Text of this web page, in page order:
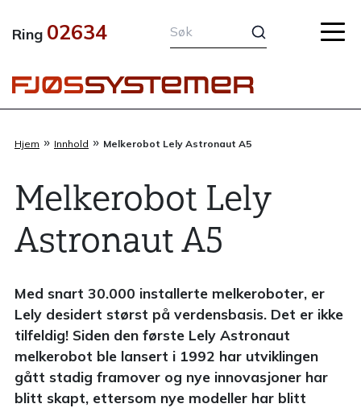
rett
innholdet
Ring 02634
Hjem » Innhold » Melkerobot Lely Astronaut A5
Melkerobot Lely
Astronaut A5
Med snart 30.000 installerte melkeroboter, er
Lely desidert størst på verdensbasis. Det er ikke
tilfeldig! Siden den første Lely Astronaut
melkerobot ble lansert i 1992 har utviklingen
gått stadig framover og nye innovasjoner har
blitt skapt, ettersom nye modeller har blitt